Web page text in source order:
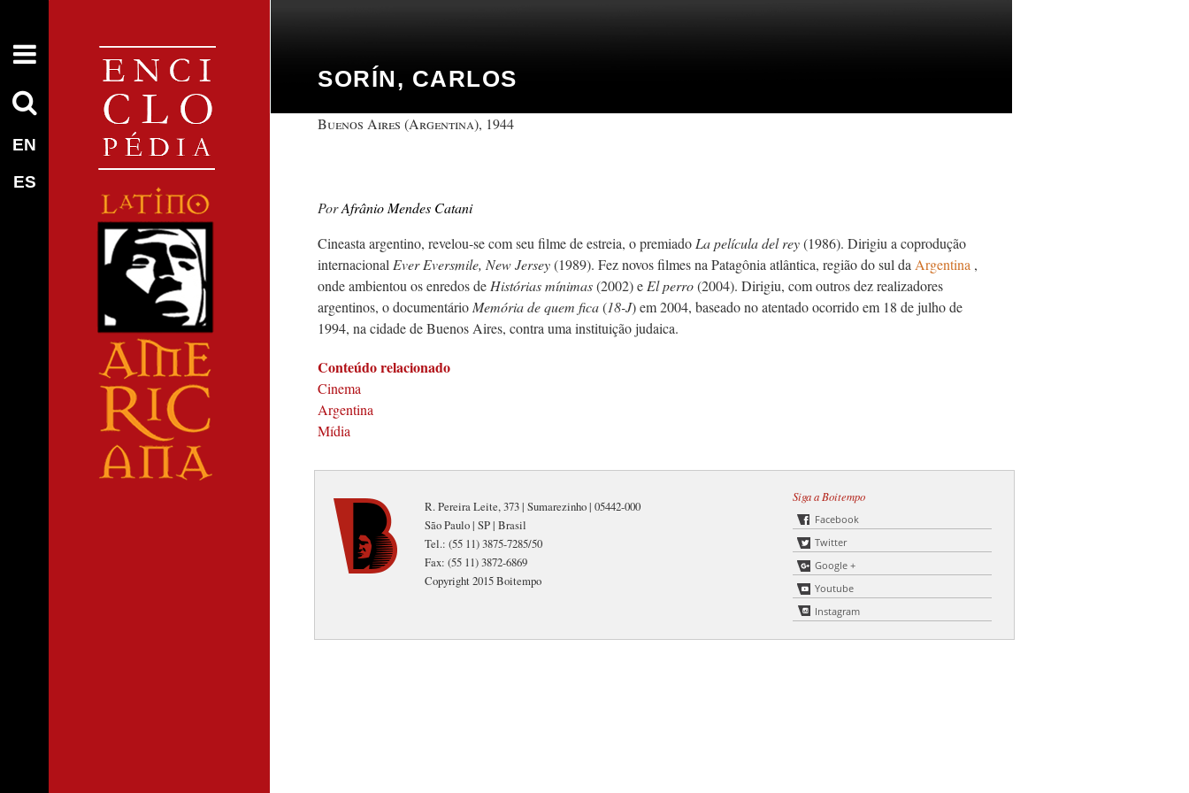
EN
ES
SORÍN, CARLOS
Buenos Aires (Argentina), 1944
Afrânio Mendes Catani
Cineasta argentino, revelou-se com seu filme de estreia, o premiado La película del rey(1986). Dirigiu a coprodução
internacional Ever Eversmile, New Jersey(1989). Fez novos filmes na Patagônia atlântica, região do sul da Argentina ,
onde ambientou os enredos de Histórias mínimas(2002) e El perro(2004). Dirigiu, com outros dez realizadores
argentinos, o documentário Memória de quem fica(18-J) em 2004, baseado no atentado ocorrido em 18 de julho de
1994, na cidade de Buenos Aires, contra uma instituição judaica.
Conteúdo relacionado
Cinema
Argentina
Mídia
R. Pereira Leite, 373 | Sumarezinho | 05442-000
São Paulo | SP | Brasil
Tel.: (55 11) 3875-7285/50
Fax: (55 11) 3872-6869
Copyright 2015 Boitempo
Siga a Boitempo
Facebook
Twitter
Google +
Youtube
Instagram